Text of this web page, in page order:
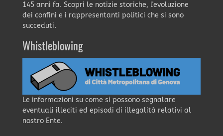
145 anni fa. Scopri le notizie storiche, l'evoluzione
dei confini e i rappresentanti politici che si sono
succeduti.
Whistleblowing
Le informazioni su come si possono segnalare
eventuali illeciti ed episodi di illegalità relativi al
nostro Ente.